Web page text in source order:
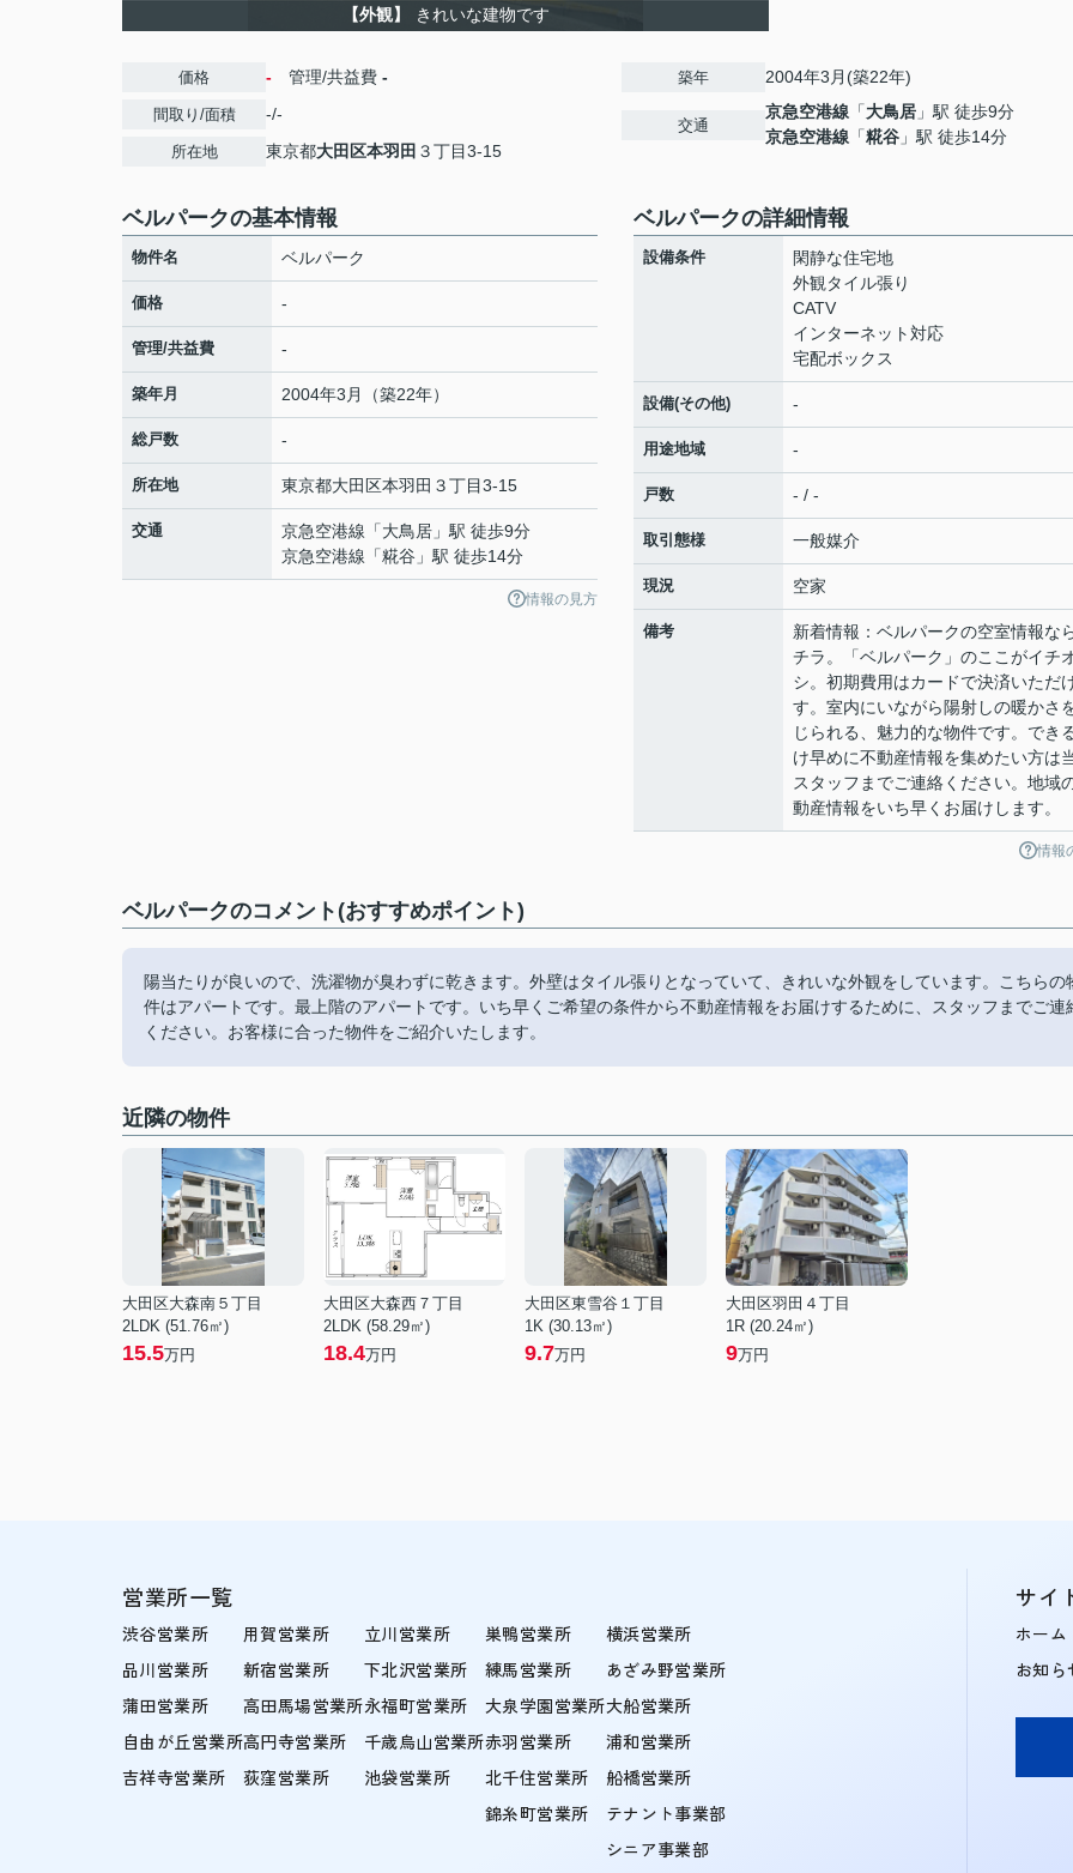
【外観】 きれいな建物です
価格 - 管理/共益費 -
間取り/面積 -/-
所在地 東京都大田区本羽田 ３丁目3-15
築年 2004年3月(築22年)
交通
京急空港線 「大鳥居 」駅 徒歩9分
京急空港線 「糀谷 」駅 徒歩14分
ベルパークの基本情報
物件名 ベルパーク
価格 -
管理/共益費 -
築年月 2004年3月（築22年）
総戸数 -
所在地 東京都大田区本羽田 ３丁目3-15
交通 京急空港線 「大鳥居 」駅 徒歩9分
京急空港線 「糀谷 」駅 徒歩14分
情報の見方
ベルパークの詳細情報
設備条件
閑静な住宅地
外観タイル張り
CATV
インターネット対応
宅配ボックス
設備(その他) -
用途地域 -
戸数 - / -
取引態様 一般媒介
現況 空家
備考
新着情報：ベルパークの空室情報な
チラ。「ベルパーク」のここがイチ
シ。初期費用はカードで決済いただ
す。室内にいながら陽射しの暖かさ
じられる、魅力的な物件です。でき
け早めに不動産情報を集めたい方は
スタッフまでご連絡ください。地域
動産情報をいち早くお届けします。
情報
ベルパークのコメント(おすすめポイント)
陽当たりが良いので、洗濯物が臭わずに乾きます。外壁はタイル張りとなっていて、きれいな外観をしています。こちらの
件はアパートです。最上階のアパートです。いち早くご希望の条件から不動産情報をお届けするために、スタッフまでご連
ください。お客様に合った物件をご紹介いたします。
近隣の物件
大田区大森南５丁目
2LDK (51.76㎡)
15.5万円
大田区大森西７丁目
2LDK (58.29㎡)
18.4万円
大田区東雪谷１丁目
1K (30.13㎡)
9.7万円
大田区羽田４丁目
1R (20.24㎡)
9万円
営業所一覧
渋谷営業所
品川営業所
蒲田営業所
自由が丘営業所
吉祥寺営業所
用賀営業所
新宿営業所
高田馬場営業所
高円寺営業所
荻窪営業所
立川営業所
下北沢営業所
永福町営業所
千歳烏山営業所
池袋営業所
巣鴨営業所
練馬営業所
大泉学園営業所
赤羽営業所
北千住営業所
錦糸町営業所
横浜営業所
あざみ野営業所
大船営業所
浦和営業所
船橋営業所
テナント事業部
シニア事業部
サイ
ホーム
お知ら